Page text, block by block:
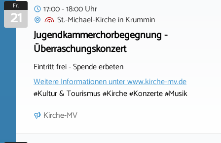
Fr.
21
17:00 - 18:00 Uhr
St.-Michael-KircheinKrummin
Jugendkammerchorbegegnung -
Überraschungskonzert
Eintritt frei - Spende erbeten
Weitere Informationen unterwww.kirche-mv.de
#Kultur & Tourismus #Kirche #Konzerte #Musik
Kirche-MV